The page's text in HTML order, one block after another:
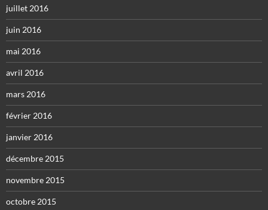
juillet 2016
juin 2016
mai 2016
avril 2016
mars 2016
février 2016
janvier 2016
décembre 2015
novembre 2015
octobre 2015